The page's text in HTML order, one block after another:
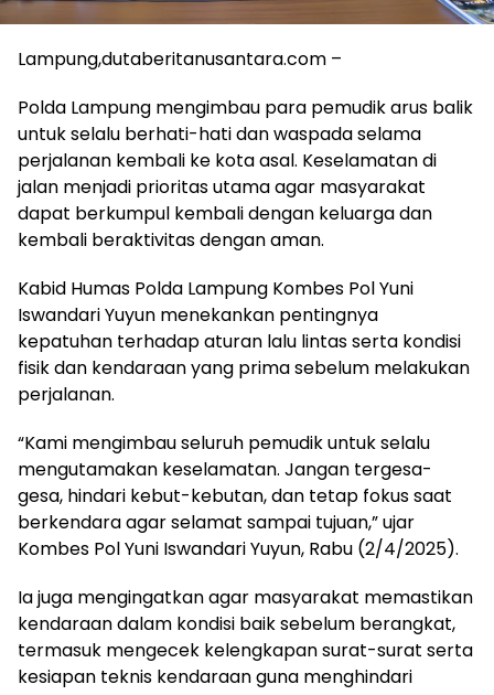
Lampung,dutaberitanusantara.com –
Polda Lampung mengimbau para pemudik arus balik
untuk selalu berhati-hati dan waspada selama
perjalanan kembali ke kota asal. Keselamatan di
jalan menjadi prioritas utama agar masyarakat
dapat berkumpul kembali dengan keluarga dan
kembali beraktivitas dengan aman.
Kabid Humas Polda Lampung Kombes Pol Yuni
Iswandari Yuyun menekankan pentingnya
kepatuhan terhadap aturan lalu lintas serta kondisi
fisik dan kendaraan yang prima sebelum melakukan
perjalanan.
“Kami mengimbau seluruh pemudik untuk selalu
mengutamakan keselamatan. Jangan tergesa-
gesa, hindari kebut-kebutan, dan tetap fokus saat
berkendara agar selamat sampai tujuan,” ujar
Kombes Pol Yuni Iswandari Yuyun, Rabu (2/4/2025).
Ia juga mengingatkan agar masyarakat memastikan
kendaraan dalam kondisi baik sebelum berangkat,
termasuk mengecek kelengkapan surat-surat serta
kesiapan teknis kendaraan guna menghindari